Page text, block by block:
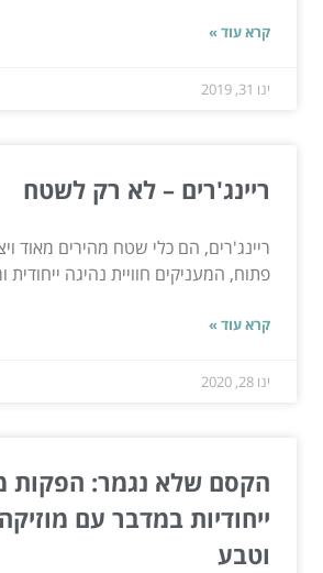
קרא עוד »
ינו 31, 2019
ריינג'רים – לא רק לשטח
ריינג'רים, הם כלי שטח מהירים מאוד
פתוח, המעניקים חוויית נהיגה ייחודית
קרא עוד »
ינו 28, 2020
הקסם שלא נגמר: הפקות
ייחודיות במדבר עם
וטבע